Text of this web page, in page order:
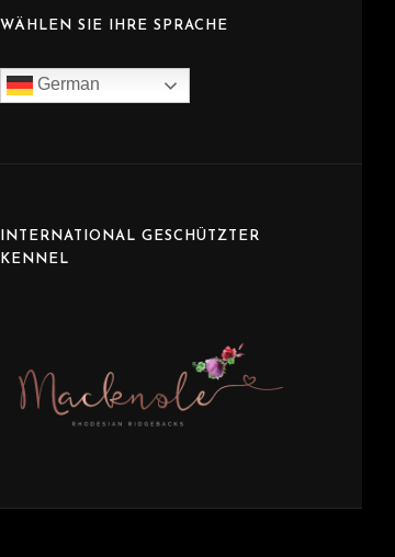
WÄHLEN SIE IHRE SPRACHE
German
INTERNATIONAL GESCHÜTZTER
KENNEL